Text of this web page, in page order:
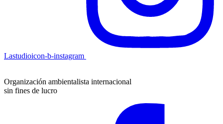
Lastudioicon-b-instagram
Organización ambientalista internacional
sin fines de lucro